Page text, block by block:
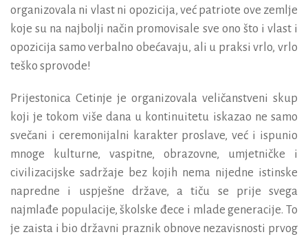
organizovala ni vlast ni opozicija, već patriote ove zemlje
koje su na najbolji način promovisale sve ono što i vlast i
opozicija samo verbalno obećavaju, ali u praksi vrlo, vrlo
teško sprovode!
Prijestonica Cetinje je organizovala veličanstveni skup
koji je tokom više dana u kontinuitetu iskazao ne samo
svečani i ceremonijalni karakter proslave, već i ispunio
mnoge kulturne, vaspitne, obrazovne, umjetničke i
civilizacijske sadržaje bez kojih nema nijedne istinske
napredne i uspješne države, a tiču se prije svega
najmlađe populacije, školske đece i mlade generacije. To
je zaista i bio državni praznik obnove nezavisnosti prvog